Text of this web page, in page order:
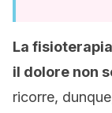
La
il dolore non
ricorre,